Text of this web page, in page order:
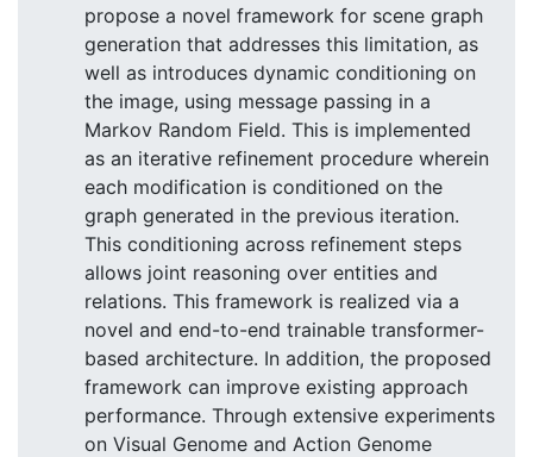
propose a novel framework for scene graph
generation that addresses this limitation, as
well as introduces dynamic conditioning on
the image, using message passing in a
Markov Random Field. This is implemented
as an iterative refinement procedure wherein
each modification is conditioned on the
graph generated in the previous iteration.
This conditioning across refinement steps
allows joint reasoning over entities and
relations. This framework is realized via a
novel and end-to-end trainable transformer-
based architecture. In addition, the proposed
framework can improve existing approach
performance. Through extensive experiments
on Visual Genome and Action Genome